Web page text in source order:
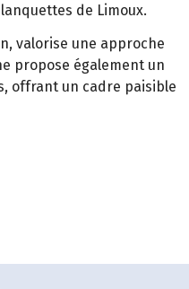
de Limoux.
valorise une approche
propose également un
offrant un cadre paisible